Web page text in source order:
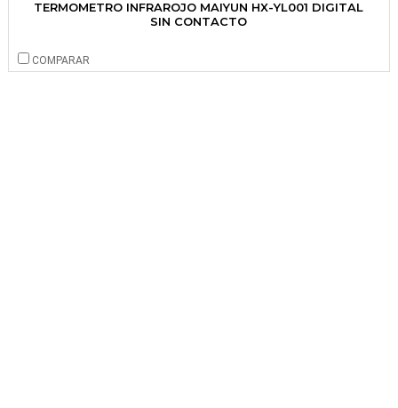
TERMOMETRO INFRAROJO MAIYUN HX-YL001 DIGITAL
SIN CONTACTO
COMPARAR